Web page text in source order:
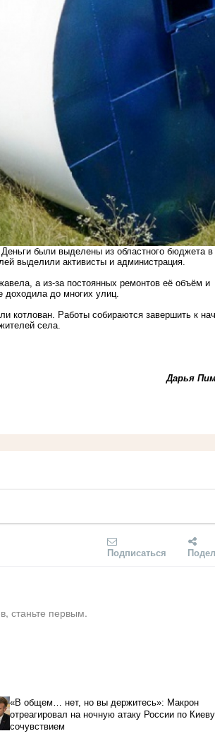
были выделены из областного бюджета в
выделили активисты и администрация.
а из-за постоянных ремонтов её объём и
доходила до многих улиц.
котлован. Работы собираются завершить к
села.
Дарья
Подписаться
станьте первым.
«В общем… нет, но вы держитесь»: Макрон
отреагировал на ночную атаку России по Киеву
сочувствием